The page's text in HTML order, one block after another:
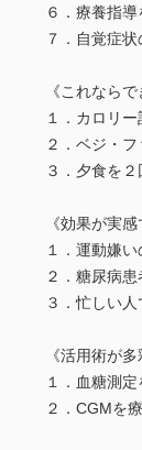
６．療養指
７．自覚症
《これなら
１．カロリ
２．ベジ・
３．夕食を
《効果が実
１．運動嫌
２．糖尿病
３．忙しい
《活用術が
１．血糖測
２．CGMを